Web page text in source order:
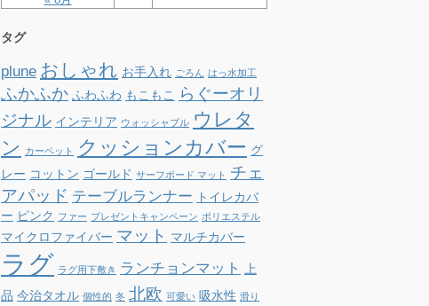
タグ
plune おしゃれ お手入れ ごろん はっ水加工
ふかふか ふわふわ もこもこ
らぐーオリ
ジナル インテリア ウォッシャブル ウレタ
ン
カーペット クッションカバー グ
レー コットン ゴールド サーフボード マット
チェ
アパッド テーブルランナー
トイレカバ
ー ピンク ファー プレゼントキャンペーン ポリエステル
マイクロファイバー マット マルチカバー
ラグ ラグ用下敷き ランチョンマット
上
品 今治タオル 個性的 冬 北欧 可愛い 吸水性 滑り